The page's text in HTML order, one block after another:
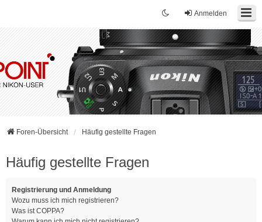
Anmelden
Foren-Übersicht Häufig gestellte Fragen
Häufig gestellte Fragen
Registrierung und Anmeldung
Wozu muss ich mich registrieren?
Was ist COPPA?